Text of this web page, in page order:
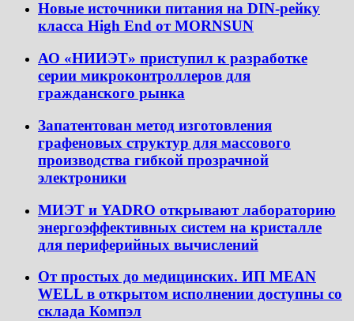
Новые источники питания на DIN-рейку
класса High End от MORNSUN
АО «НИИЭТ» приступил к разработке
серии микроконтроллеров для
гражданского рынка
Запатентован метод изготовления
графеновых структур для массового
производства гибкой прозрачной
электроники
МИЭТ и YADRO открывают лабораторию
энергоэффективных систем на кристалле
для периферийных вычислений
От простых до медицинских. ИП MEAN
WELL в открытом исполнении доступны со
склада Компэл